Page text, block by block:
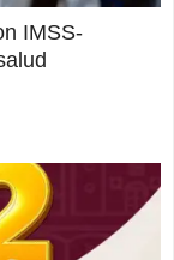
IMSS-